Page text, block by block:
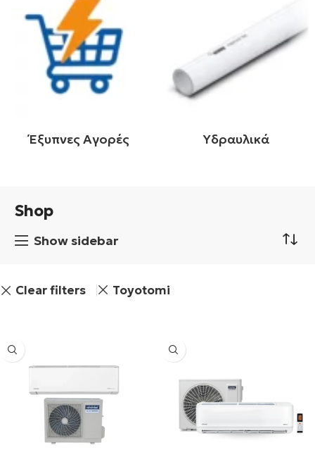
Έξυπνες Αγορές Υδραυλικά
Shop
Show sidebar
Clear filters Toyotomi